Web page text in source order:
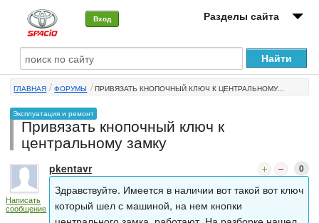
Вход Разделы сайта
О машине
Автоклуб
Форумы
Сервисы и услуги
Новости
ГЛАВНАЯ ФОРУМЫ ПРИВЯЗАТЬ КНОПОЧНЫЙ КЛЮЧ К ЦЕНТРАЛЬНОМУ...
Эксплуатация и ремонт
Привязать кнопочный ключ к
центральному замку
Написать
сообщение
pkentavr 0
Здравствуйте. Имеется в наличии вот такой вот ключ
который шел с машиной, на нем кнопки